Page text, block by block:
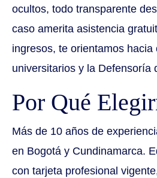
ocultos, todo transparente
caso amerita asistencia
ingresos, te orientamos
universitarios y la Defensoría
Por Qué
Más de 10 años de
en Bogotá y Cundinamarca.
con tarjeta profesional